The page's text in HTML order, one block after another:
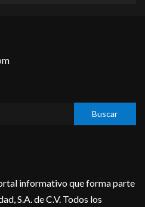
informativo que forma parte
S.A. de C.V. Todos los